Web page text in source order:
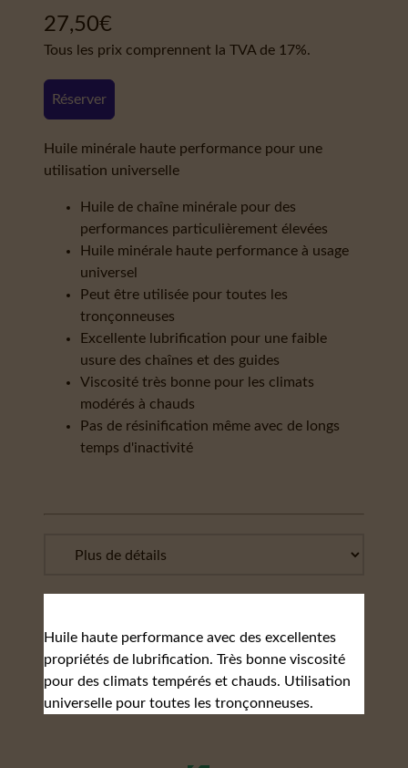
27,50€
Tous les prix comprennent la TVA de 17%.
Réserver
Huile minérale haute performance pour une
utilisation universelle
Huile de chaîne minérale pour des
performances particulièrement élevées
Huile minérale haute performance à usage
universel
Peut être utilisée pour toutes les
tronçonneuses
Excellente lubrification pour une faible
usure des chaînes et des guides
Viscosité très bonne pour les climats
modérés à chauds
Pas de résinification même avec de longs
temps d'inactivité
Huile haute performance avec des excellentes
propriétés de lubrification. Très bonne viscosité
pour des climats tempérés et chauds. Utilisation
universelle pour toutes les tronçonneuses.